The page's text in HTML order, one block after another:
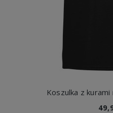
Koszulka z